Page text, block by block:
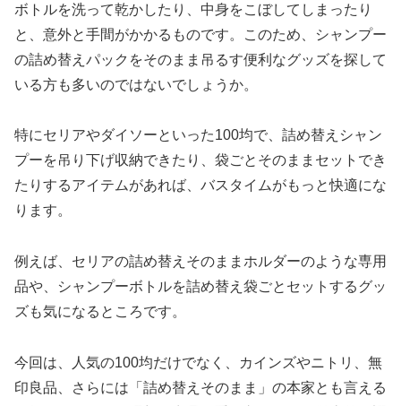
ボトルを洗って乾かしたり、中身をこぼしてしまったり
と、意外と手間がかかるものです。このため、シャンプー
の詰め替えパックをそのまま吊るす便利なグッズを探して
いる方も多いのではないでしょうか。
特にセリアやダイソーといった100均で、詰め替えシャン
プーを吊り下げ収納できたり、袋ごとそのままセットでき
たりするアイテムがあれば、バスタイムがもっと快適にな
ります。
例えば、セリアの詰め替えそのままホルダーのような専用
品や、シャンプーボトルを詰め替え袋ごとセットするグッ
ズも気になるところです。
今回は、人気の100均だけでなく、カインズやニトリ、無
印良品、さらには「詰め替えそのまま」の本家とも言える